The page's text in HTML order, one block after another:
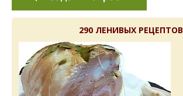
290 ЛЕНИВЫХ РЕЦЕПТОВ